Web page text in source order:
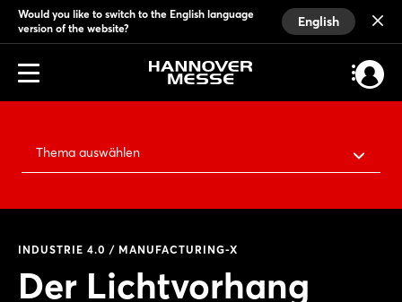
Would you like to switch to the English language
version of the website?
English
Thema auswählen
INDUSTRIE 4.0 / MANUFACTURING-X
Der Lichtvorhang